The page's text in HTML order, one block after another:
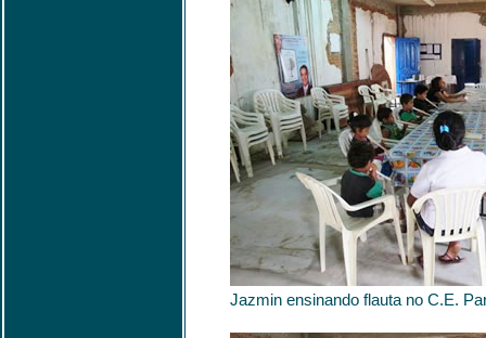
Jazmin ensinando flauta no C.E.